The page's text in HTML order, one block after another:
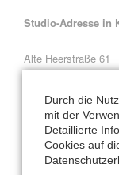
Studio-Adresse in
Alte Heerstraße 61
41564 Kaarst
Natalys Blog
Hauptsache
Durch die
mit der
Detaillierte
Cookies auf